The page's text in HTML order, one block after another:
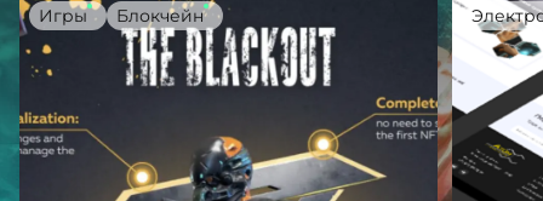
Игры Блокчейн